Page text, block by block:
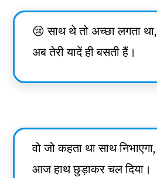
😢 साथ थे तो अच्छा लगता था,
अब तेरी यादें ही बसती हैं।
वो जो कहता था साथ निभाएगा,
आज हाथ छुड़ाकर चल दिया।